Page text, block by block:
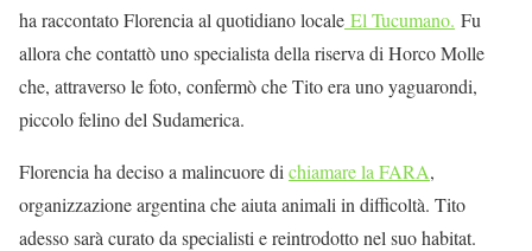
ha raccontato Florencia al quotidiano locale El Tucumano. Fu
allora che contattò uno specialista della riserva di Horco Molle
che, attraverso le foto, confermò che Tito era uno yaguarondi,
piccolo felino del Sudamerica.
Florencia ha deciso a malincuore di chiamare la FARA,
organizzazione argentina che aiuta animali in difficoltà. Tito
adesso sarà curato da specialisti e reintrodotto nel suo habitat.